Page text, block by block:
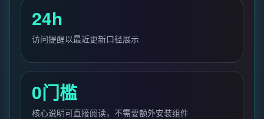
24h
访问提醒以最近更新口径展示
0门槛
核心说明可直接阅读，不需要额外安装组件